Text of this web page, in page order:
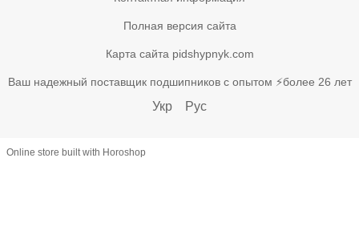
Полная версия сайта
Карта сайта pidshypnyk.com
Ваш надежный поставщик подшипников с опытом ⚡более 26 лет
Укр Рус
Online store built with Horoshop